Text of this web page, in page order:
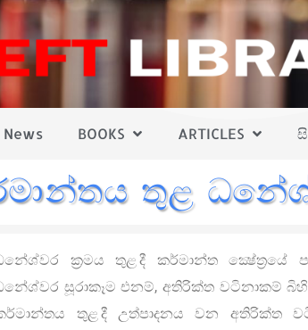
News BOOKS ARTICLES
තුළ
ක්‍රමය තුළ දී කර්මාන්ත
සූරාකෑම එනම්, අතිරික්ත වටිනාකම්
තුළ දී උත්පාදනය වන අතිරික්ත